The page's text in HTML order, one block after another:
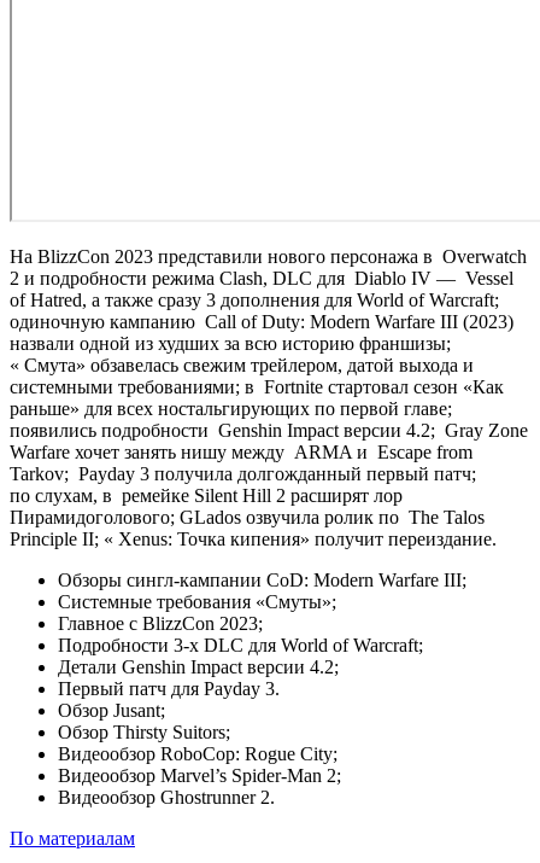
На BlizzCon 2023 представили нового персонажа в Overwatch
2 и подробности режима Clash, DLC для Diablo IV — Vessel
of Hatred, а также сразу 3 дополнения для World of Warcraft;
одиночную кампанию Call of Duty: Modern Warfare III (2023)
назвали одной из худших за всю историю франшизы;
« Смута» обзавелась свежим трейлером, датой выхода и
системными требованиями; в Fortnite стартовал сезон «Как
раньше» для всех ностальгирующих по первой главе;
появились подробности Genshin Impact версии 4.2; Gray Zone
Warfare хочет занять нишу между ARMA и Escape from
Tarkov; Payday 3 получила долгожданный первый патч;
по слухам, в ремейке Silent Hill 2 расширят лор
Пирамидоголового; GLados озвучила ролик по The Talos
Principle II; « Xenus: Точка кипения» получит переиздание.
Обзоры сингл-кампании CoD: Modern Warfare III;
Системные требования «Смуты»;
Главное с BlizzCon 2023;
Подробности 3-х DLC для World of Warcraft;
Детали Genshin Impact версии 4.2;
Первый патч для Payday 3.
Обзор Jusant;
Обзор Thirsty Suitors;
Видеообзор RoboCop: Rogue City;
Видеообзор Marvel’s Spider-Man 2;
Видеообзор Ghostrunner 2.
По материалам